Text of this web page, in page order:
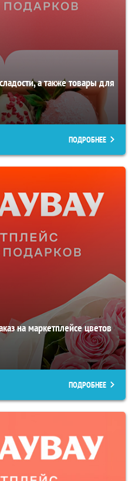
а также товары для
ПОДРОБНЕЕ
на маркетплейсе цветов
ПОДРОБНЕЕ